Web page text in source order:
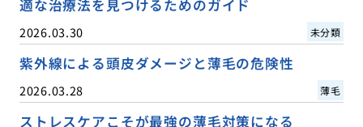
適な治療法を見つけるためのガイド
2026.03.30 未分類
紫外線による頭皮ダメージと薄毛の危険性
2026.03.28 薄毛
ストレスケアこそが最強の薄毛対策になる